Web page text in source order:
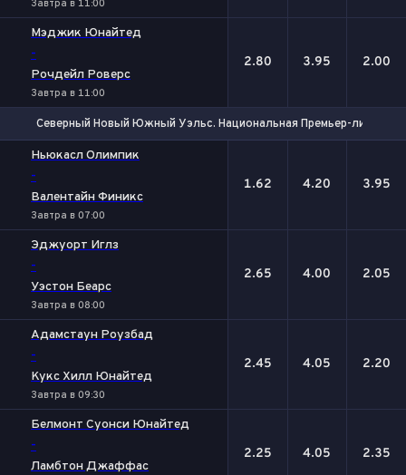
Завтра в 11:00
Мэджик Юнайтед
-
Рочдейл Роверс
Завтра в 11:00
2.80 3.95 2.00
Северный Новый Южный Уэльс. Национальная Премьер-лига
Ньюкасл Олимпик
-
Валентайн Финикс
Завтра в 07:00
1.62 4.20 3.95
Эджуорт Иглз
-
Уэстон Беарс
Завтра в 08:00
2.65 4.00 2.05
Адамстаун Роузбад
-
Кукс Хилл Юнайтед
Завтра в 09:30
2.45 4.05 2.20
Белмонт Суонси Юнайтед
-
Ламбтон Джаффас
2.25 4.05 2.35